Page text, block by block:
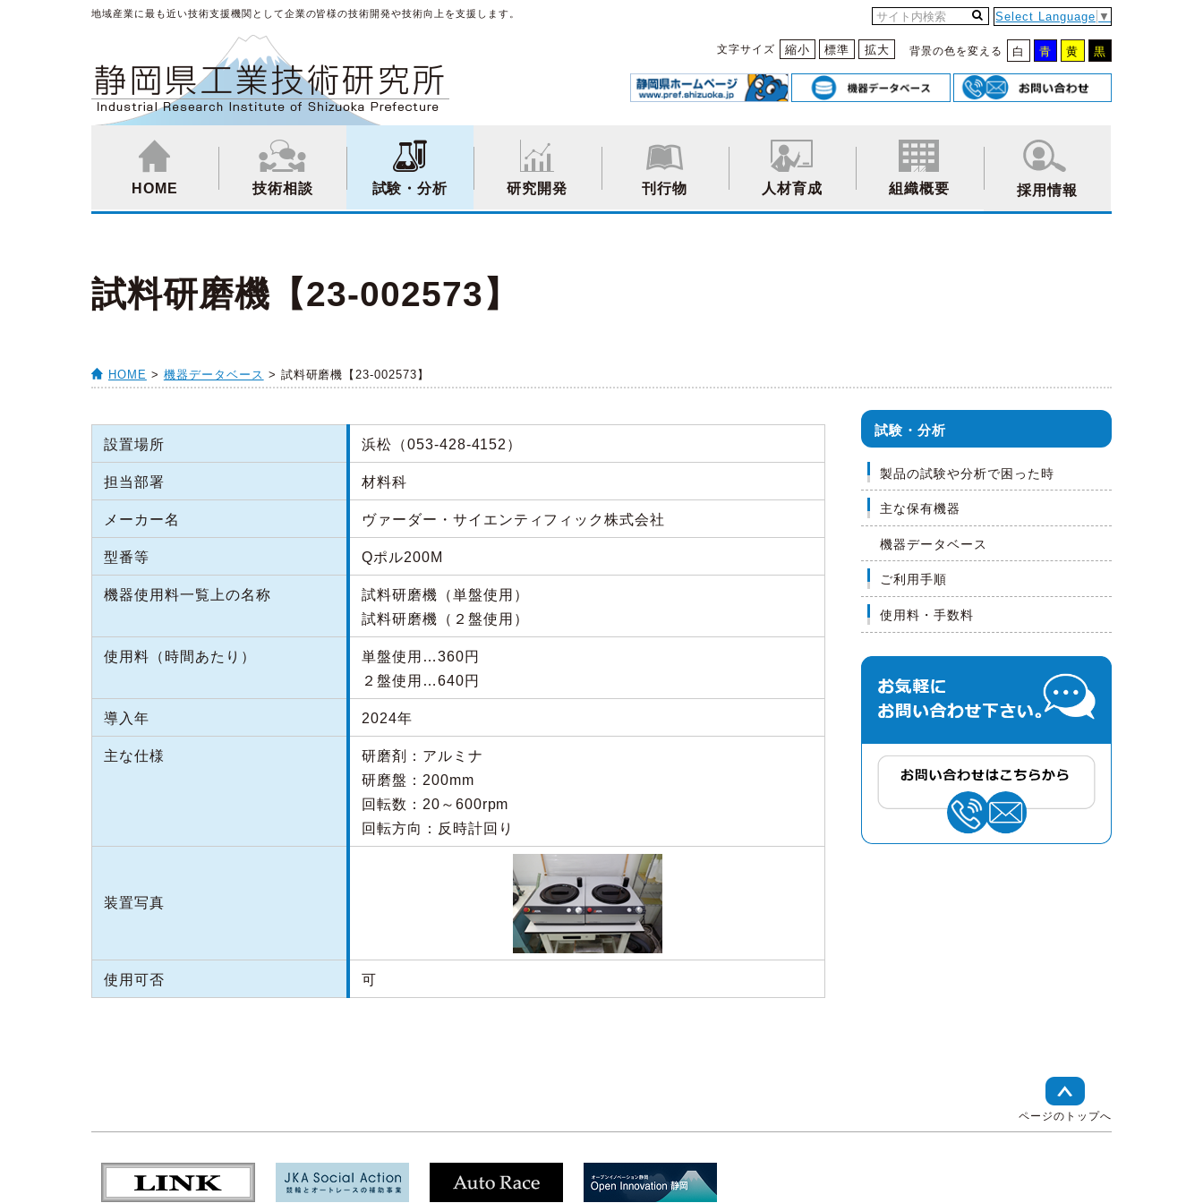
地域産業に最も近い技術支援機関として企業の皆様の技術開発や技術向上を支援します。 Select Language ▼
文字サイズ 縮小 標準 拡大 背景の色を変える 白 青 黄 黒
HOME 技術相談 試験・分析 研究開発 刊行物 人材育成 組織概要 採用情報
試料研磨機【23-002573】
HOME > 機器データベース > 試料研磨機【23-002573】
設置場所 浜松（053-428-4152）
担当部署 材料科
メーカー名 ヴァーダー・サイエンティフィック株式会社
型番等 Qポル200M
機器使用料一覧上の名称
試料研磨機（単盤使用）
試料研磨機（２盤使用）
使用料（時間あたり）
単盤使用…360円
２盤使用…640円
導入年 2024年
主な仕様
研磨剤：アルミナ
研磨盤：200mm
回転数：20～600rpm
回転方向：反時計回り
装置写真
使用可否 可
試験・分析
製品の試験や分析で困った時
主な保有機器
機器データベース
ご利用手順
使用料・手数料
ページのトップへ